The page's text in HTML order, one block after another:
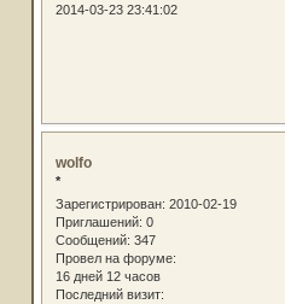
2014-03-23 23:41:02
wolfo
*
Зарегистрирован: 2010-02-19
Приглашений: 0
Сообщений: 347
Провел на форуме:
16 дней 12 часов
Последний визит: